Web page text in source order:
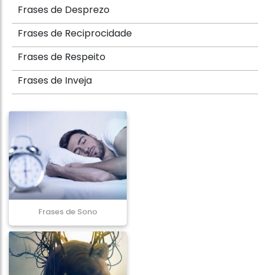
Frases de Desprezo
Frases de Reciprocidade
Frases de Respeito
Frases de Inveja
Frases de Sono